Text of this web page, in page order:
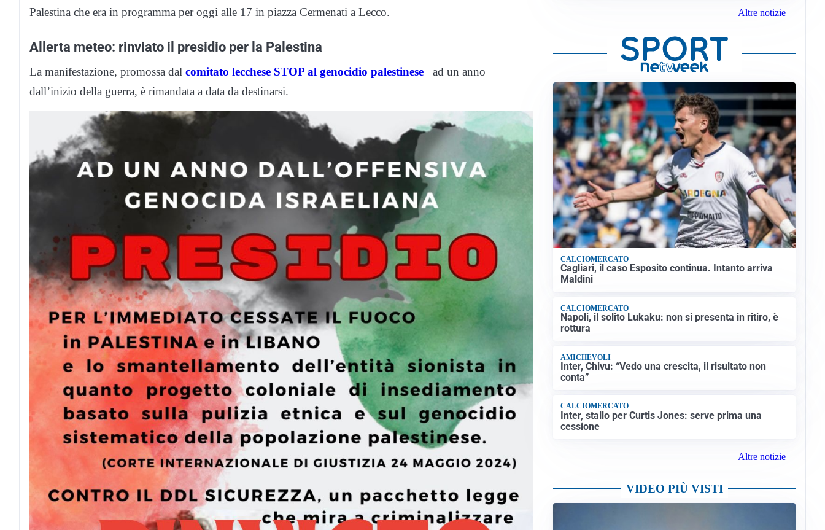
Palestina che era in programma per oggi alle 17 in piazza Cermenati a Lecco.
Allerta meteo: rinviato il presidio per la Palestina
La manifestazione, promossa dal comitato lecchese STOP al genocidio palestinese
ad un anno
dall’inizio della guerra, è rimandata a data da destinarsi.
Altre notizie
CALCIOMERCATO
Cagliari, il caso Esposito continua. Intanto arriva
Maldini
CALCIOMERCATO
Napoli, il solito Lukaku: non si presenta in ritiro, è
rottura
AMICHEVOLI
Inter, Chivu: “Vedo una crescita, il risultato non
conta”
CALCIOMERCATO
Inter, stallo per Curtis Jones: serve prima una
cessione
Altre notizie
VIDEO PIÙ VISTI